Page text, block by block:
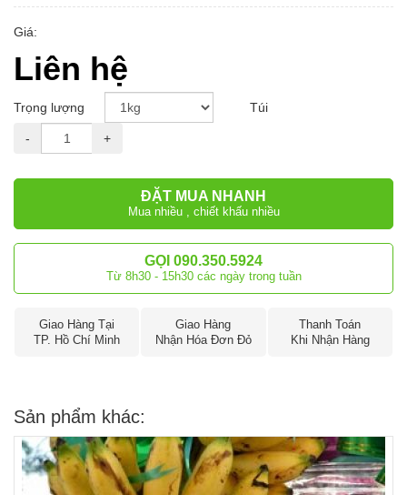
Giá:
Liên hệ
Trọng lượng Túi
- +
ĐẶT MUA NHANH
Mua nhiều , chiết khấu nhiều
GỌI 090.350.5924
Từ 8h30 - 15h30 các ngày trong tuần
Giao Hàng Tại
TP. Hồ Chí Minh
Giao Hàng
Nhận Hóa Đơn Đỏ
Thanh Toán
Khi Nhận Hàng
Sản phẩm khác: